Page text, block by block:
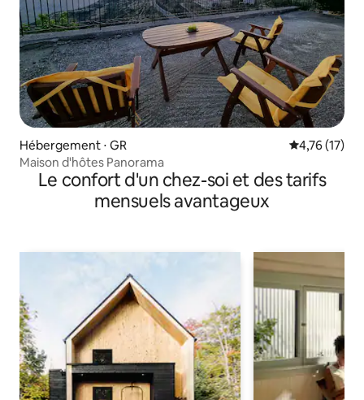
Hébergement ⋅ GR Évaluation
4,76 (17)
Maison d'hôtes Panorama
Le confort d'un chez-soi et des tarifs
mensuels avantageux